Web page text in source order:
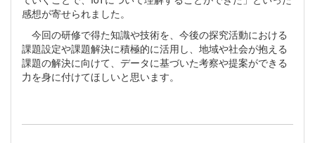
感想が寄せられました。
今回の研修で得た知識や技術を、今後の探究活動における
課題設定や課題解決に積極的に活用し、地域や社会が抱える
課題の解決に向けて、データに基づいた考察や提案ができる
力を身に付けてほしいと思います。